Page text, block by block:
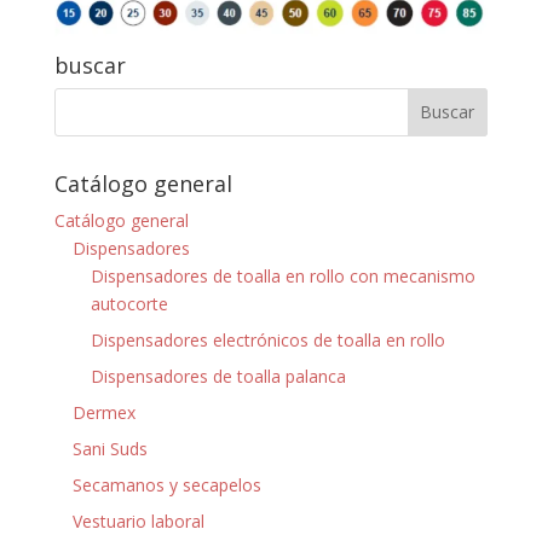
buscar
Catálogo general
Catálogo general
Dispensadores
Dispensadores de toalla en rollo con mecanismo
autocorte
Dispensadores electrónicos de toalla en rollo
Dispensadores de toalla palanca
Dermex
Sani Suds
Secamanos y secapelos
Vestuario laboral